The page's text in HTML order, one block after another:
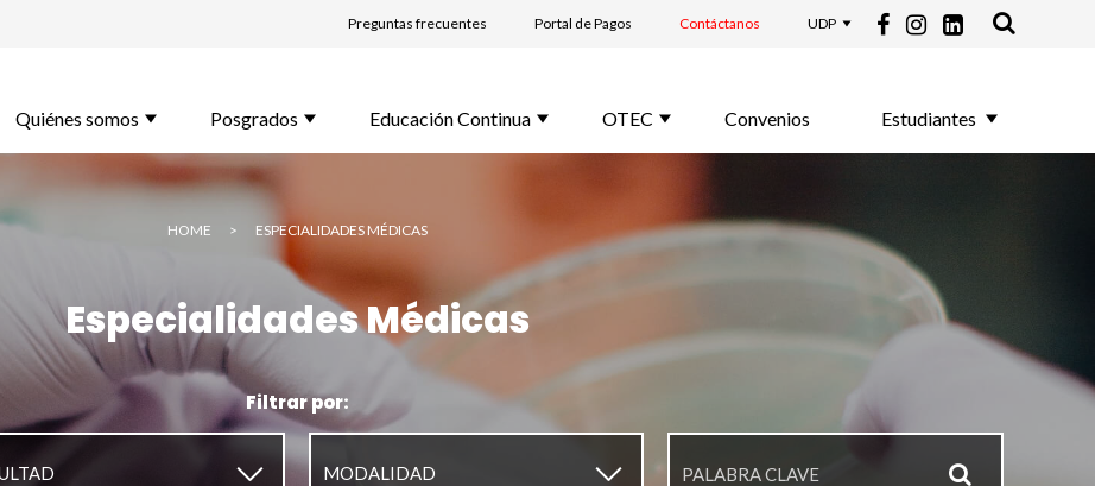
Preguntas frecuentes Portal de Pagos Contáctanos UDP
Quiénes somos Posgrados Educación Continua OTEC Convenios Estudiantes
Email *
Programa de Interés *
HOME > ESPECIALIDADES MÉDICAS
Especialidades Médicas
Filtrar por:
▼ ▼